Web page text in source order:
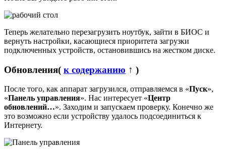
Теперь желательно перезагрузить ноутбук, зайти в БИОС и
вернуть настройки, касающиеся приоритета загрузки
подключенных устройств, остановившись на жестком диске.
Обновления( к содержанию ↑ )
После того, как аппарат загрузился, отправляемся в «Пуск»,
«Панель управления». Нас интересует «Центр
обновлений…». Заходим и запускаем проверку. Конечно же
это возможно если устройству удалось подсоединиться к
Интернету.